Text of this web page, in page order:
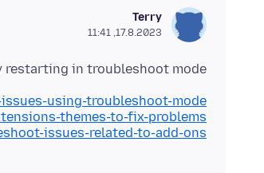
Terry
17.8.2023, 11:41
restarting in troubleshoot mode.
using-troubleshoot-mode
themes-to-fix-problems
issues-related-to-add-ons